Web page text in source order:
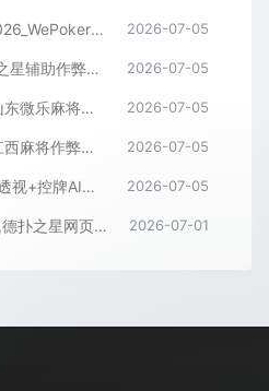
WePoker辅助外挂下载2026_WePoker微扑克透视作弊软件 2026-07-05
德扑之星外挂2026_德扑之星辅助作弊软件_德扑之星透视器下载 2026-07-05
微乐山东麻将辅助外挂_山东微乐麻将作弊软件透视下载 2026-07-05
微乐江西麻将外挂_微乐江西麻将作弊辅助软件 2026-07-05
微乐麻将辅助外挂神器 | 透视+控牌AI智能辅助，轻松连胜全场！ 2026-07-05
德扑之星外挂网页电脑版,德扑之星网页版透视辅助器 2026-07-01